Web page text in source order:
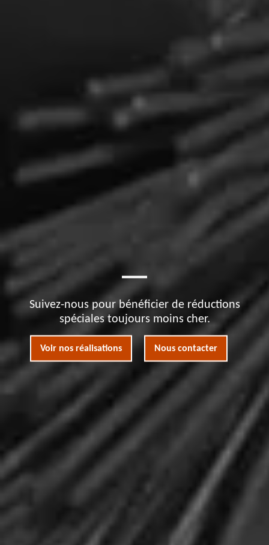
Suivez-nous pour bénéficier de réductions
spéciales toujours moins cher.
Voir nos réalisations Nous contacter